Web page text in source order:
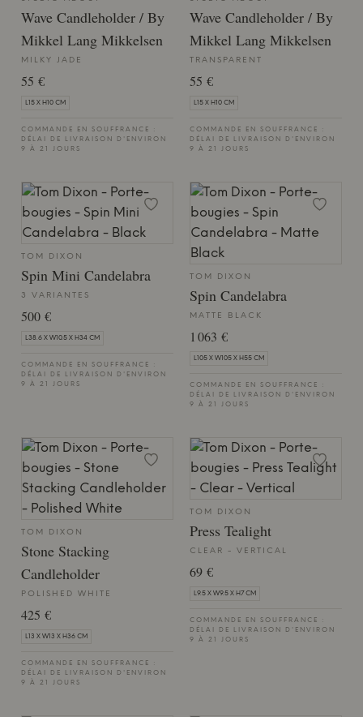
Wave Candleholder / By
Mikkel Lang Mikkelsen
MILKY JADE
55 €
L15 X H10 CM
COMMANDE EN SOUFFRANCE :
DÉLAI DE LIVRAISON D'ENVIRON
9 À 21 JOURS
Wave Candleholder / By
Mikkel Lang Mikkelsen
TRANSPARENT
55 €
L15 X H10 CM
COMMANDE EN SOUFFRANCE :
DÉLAI DE LIVRAISON D'ENVIRON
9 À 21 JOURS
TOM DIXON
Spin Mini Candelabra
3 VARIANTES
500 €
L38.6 X W10.5 X H34 CM
COMMANDE EN SOUFFRANCE :
DÉLAI DE LIVRAISON D'ENVIRON
9 À 21 JOURS
TOM DIXON
Spin Candelabra
MATTE BLACK
1 063 €
L105 X W105 X H55 CM
COMMANDE EN SOUFFRANCE :
DÉLAI DE LIVRAISON D'ENVIRON
9 À 21 JOURS
TOM DIXON
Stone Stacking
Candleholder
POLISHED WHITE
425 €
L13 X W13 X H36 CM
COMMANDE EN SOUFFRANCE :
DÉLAI DE LIVRAISON D'ENVIRON
9 À 21 JOURS
TOM DIXON
Press Tealight
CLEAR - VERTICAL
69 €
L9.5 X W9.5 X H7 CM
COMMANDE EN SOUFFRANCE :
DÉLAI DE LIVRAISON D'ENVIRON
9 À 21 JOURS